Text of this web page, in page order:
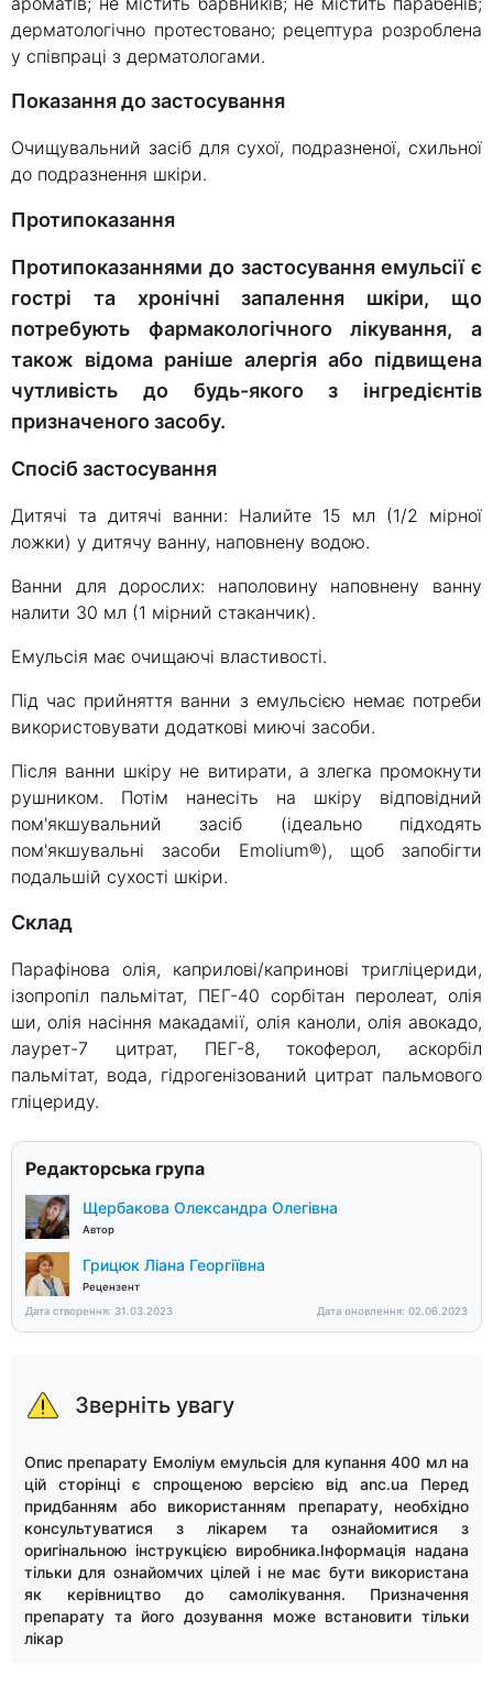
дерматологічно протестовано; рецептура розроблена
у співпраці з дерматологами.
Показання до застосування
Очищувальний засіб для сухої, подразненої, схильної
до подразнення шкіри.
Протипоказання
Протипоказаннями до застосування емульсії є
гострі та хронічні запалення шкіри, що
потребують фармакологічного лікування, а
також відома раніше алергія або підвищена
чутливість до будь-якого з інгредієнтів
призначеного засобу.
Спосіб застосування
Дитячі та дитячі ванни: Налийте 15 мл (1/2 мірної
ложки) у дитячу ванну, наповнену водою.
Ванни для дорослих: наполовину наповнену ванну
налити 30 мл (1 мірний стаканчик).
Емульсія має очищаючі властивості.
Під час прийняття ванни з емульсією немає потреби
використовувати додаткові миючі засоби.
Після ванни шкіру не витирати, а злегка промокнути
рушником. Потім нанесіть на шкіру відповідний
пом'якшувальний засіб (ідеально підходять
пом'якшувальні засоби Emolium®), щоб запобігти
подальшій сухості шкіри.
склад
Парафінова олія, каприлові/капринові тригліцериди,
ізопропіл пальмітат, ПЕГ-40 сорбітан перолеат, олія
ши, олія насіння макадамії, олія каноли, олія авокадо,
лаурет-7 цитрат, ПЕГ-8, токоферол, аскорбіл
пальмітат, вода, гідрогенізований цитрат пальмового
гліцериду.
Редакторська група
Щербакова Олександра Олегівна
Автор
Грицюк Ліана Георгіївна
Рецензент
Дата створення: 31.03.2023
Дата оновлення: 02.06.2023
Зверніть увагу
Опис препарату Емоліум емульсія для купання 400 мл на
цій сторінці є спрощеною версією від anc.ua Перед
придбанням або використанням препарату, необхідно
консультуватися з лікарем та ознайомитися з
оригінальною інструкцією виробника.Інформація надана
тільки для ознайомчих цілей і не має бути використана
як керівництво до самолікування. Призначення
препарату та його дозування може встановити тільки
лікар